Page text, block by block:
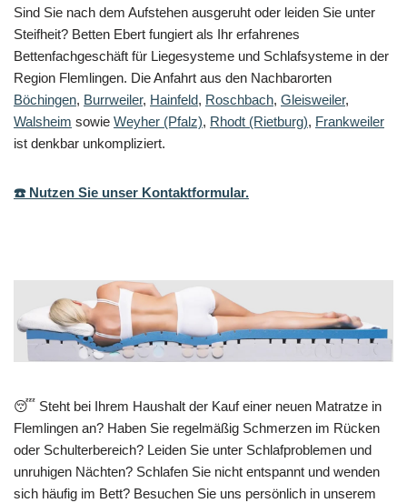
Sind Sie nach dem Aufstehen ausgeruht oder leiden Sie unter
Steifheit? Betten Ebert fungiert als Ihr erfahrenes
Bettenfachgeschäft für Liegesysteme und Schlafsysteme in der
Region Flemlingen. Die Anfahrt aus den Nachbarorten
Böchingen, Burrweiler, Hainfeld, Roschbach, Gleisweiler,
Walsheim sowie Weyher (Pfalz), Rhodt (Rietburg), Frankweiler
ist denkbar unkompliziert.
☎️ Nutzen Sie unser Kontaktformular.
😴 Steht bei Ihrem Haushalt der Kauf einer neuen Matratze in
Flemlingen an? Haben Sie regelmäßig Schmerzen im Rücken
oder Schulterbereich? Leiden Sie unter Schlafproblemen und
unruhigen Nächten? Schlafen Sie nicht entspannt und wenden
sich häufig im Bett? Besuchen Sie uns persönlich in unserem